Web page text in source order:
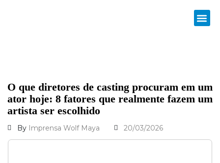
O que diretores de casting procuram em um
ator hoje: 8 fatores que realmente fazem um
artista ser escolhido
By Imprensa Wolf Maya 20/03/2026